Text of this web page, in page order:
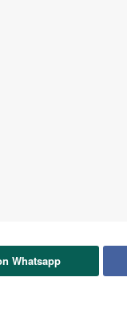
Whatsapp